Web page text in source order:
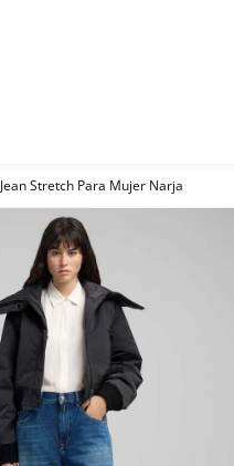
Jean Stretch Para Mujer Narja